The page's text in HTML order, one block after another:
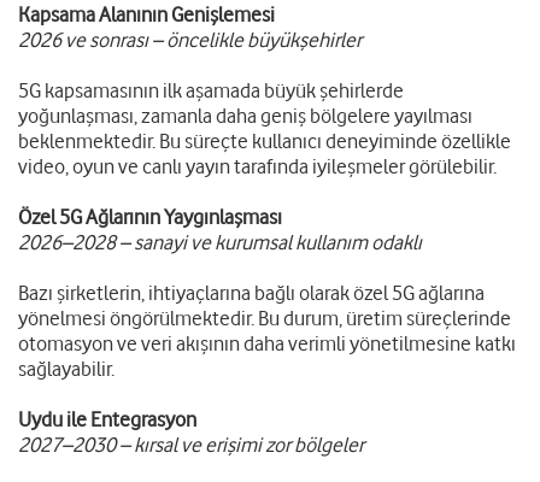
Kapsama Alanının Genişlemesi
2026 ve sonrası – öncelikle büyükşehirler
5G kapsamasının ilk aşamada büyük şehirlerde
yoğunlaşması, zamanla daha geniş bölgelere yayılması
beklenmektedir. Bu süreçte kullanıcı deneyiminde özellikle
video, oyun ve canlı yayın tarafında iyileşmeler görülebilir.
Özel 5G Ağlarının Yaygınlaşması
2026–2028 – sanayi ve kurumsal kullanım odaklı
Bazı şirketlerin, ihtiyaçlarına bağlı olarak özel 5G ağlarına
yönelmesi öngörülmektedir. Bu durum, üretim süreçlerinde
otomasyon ve veri akışının daha verimli yönetilmesine katkı
sağlayabilir.
Uydu ile Entegrasyon
2027–2030 – kırsal ve erişimi zor bölgeler